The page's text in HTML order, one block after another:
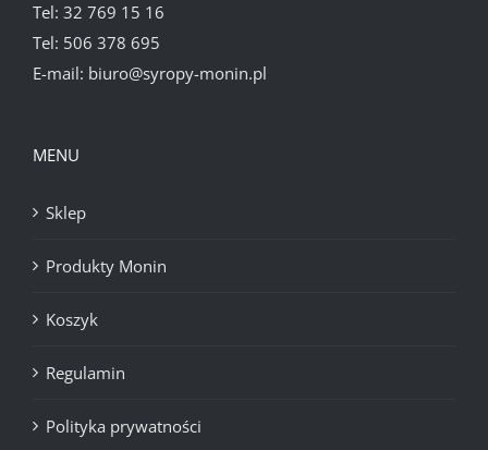
Tel: 32 769 15 16
Tel: 506 378 695
E-mail: biuro@syropy-monin.pl
MENU
Sklep
Produkty Monin
Koszyk
Regulamin
Polityka prywatności